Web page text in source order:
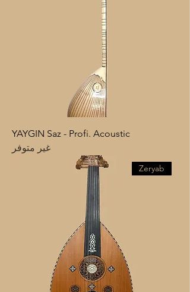
YAYGIN Saz - Profi. Acoustic
غير متوفر
Zeryab